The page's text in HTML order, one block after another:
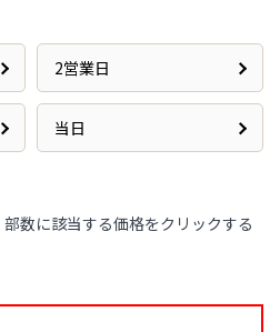
2営業日
当日
数に該当する価格をクリックする